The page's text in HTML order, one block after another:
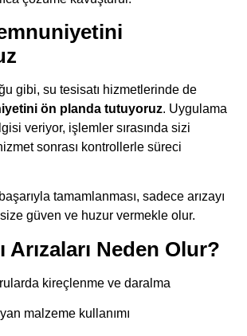
gibi, su tesisatı hizmetlerinde de
ön planda tutuyoruz. Uygulama
veriyor, işlemler sırasında sizi
sonrası kontrollerle süreci
tamamlanması, sadece arızayı
güven ve huzur vermekle olur.
Arızaları Neden Olur?
kireçlenme ve daralma
malzeme kullanımı